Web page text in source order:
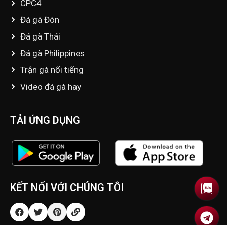
CPC4
Đá gà Đòn
Đá gà Thái
Đá gà Philippines
Trận gà nổi tiếng
Video đá gà hay
TẢI ỨNG DỤNG
KẾT NỐI VỚI CHÚNG TÔI